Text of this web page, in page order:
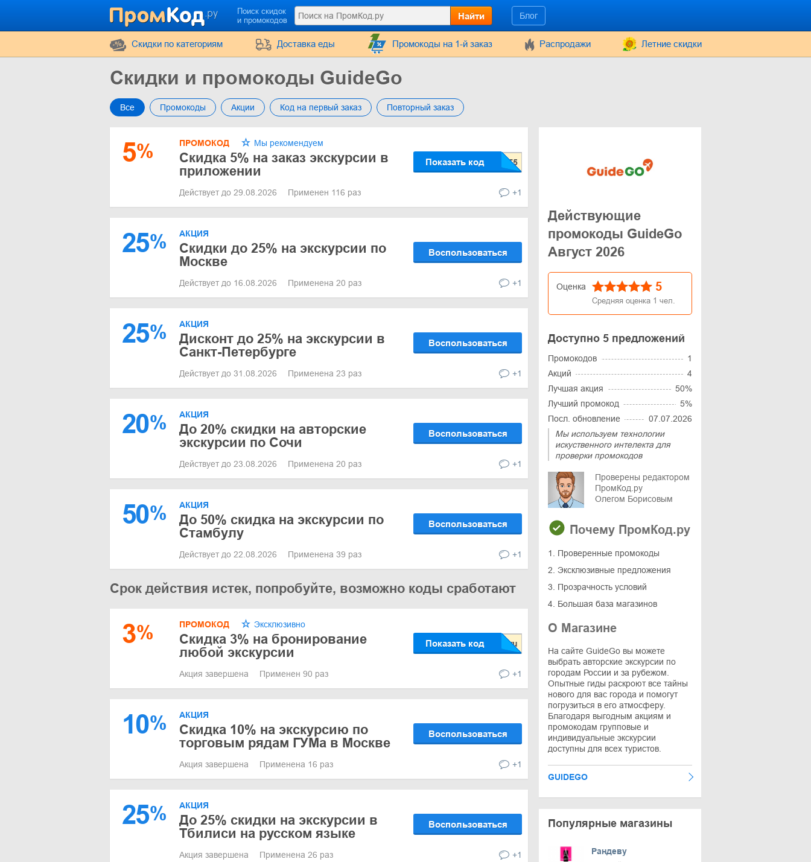
Поиск скидок
и промокодов
Найти Блог
Cкидки по категориям Доставка еды Промокоды на 1-й заказ Распродажи Летние скидки
Скидки и промокоды GuideGo
Все Промокоды Акции Код на первый заказ Повторный заказ
5% ПРОМОКОД Мы рекомендуем
Скидка 5% на заказ экскурсии в
приложении
Показать код
Действует до 29.08.2026 Применен 116 раз +1
25% АКЦИЯ
Скидки до 25% на экскурсии по
Москве
Воспользоваться
Действует до 16.08.2026 Применена 20 раз +1
25% АКЦИЯ
Дисконт до 25% на экскурсии в
Санкт-Петербурге
Воспользоваться
Действует до 31.08.2026 Применена 23 раз +1
20% АКЦИЯ
До 20% скидки на авторские
экскурсии по Сочи
Воспользоваться
Действует до 23.08.2026 Применена 20 раз +1
50% АКЦИЯ
До 50% скидка на экскурсии по
Стамбулу
Воспользоваться
Действует до 22.08.2026 Применена 39 раз +1
Срок действия истек, попробуйте, возможно коды сработают
3% ПРОМОКОД Эксклюзивно
Скидка 3% на бронирование
любой экскурсии
Показать код
Акция завершена Применен 90 раз +1
10% АКЦИЯ
Скидка 10% на экскурсию по
торговым рядам ГУМа в Москве
Воспользоваться
Акция завершена Применена 16 раз +1
25% АКЦИЯ
До 25% скидки на экскурсии в
Тбилиси на русском языке
Воспользоваться
Акция завершена Применена 26 раз +1
Действующие
промокоды GuideGo
Август 2026
Оценка 5
Средняя оценка 1 чел.
Доступно 5 предложений
Промокодов
1
Акций
4
Лучшая акция
50%
Лучший промокод
5%
Посл. обновление
07.07.2026
Мы используем технологии
искуственного интелекта для
проверки промокодов
Проверены редактором
ПромКод.ру
Олегом Борисовым
Почему ПромКод.ру
1. Проверенные промокоды
2. Эксклюзивные предложения
3. Прозрачность условий
4. Большая база магазинов
О Магазине
На сайте GuideGo вы можете
выбрать авторские экскурсии по
городам России и за рубежом.
Опытные гиды раскроют все тайны
нового для вас города и помогут
погрузиться в его атмосферу.
Благодаря выгодным акциям и
промокодам групповые и
индивидуальные экскурсии
доступны для всех туристов.
GUIDEGO
Популярные магазины
Рандеву